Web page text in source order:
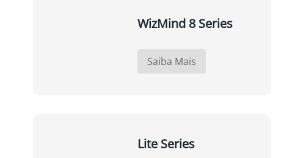
WizMind 8 Series
Saiba Mais
Lite Series